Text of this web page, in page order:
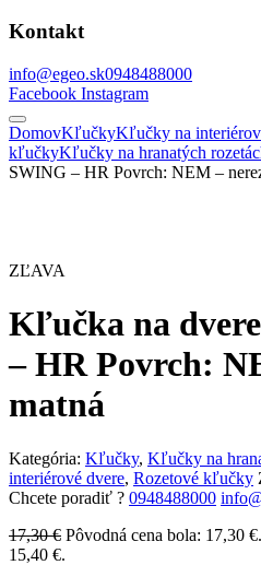
Kontakt
info@egeo.sk0948488000
Facebook Instagram
DomovKľučkyKľučky na
kľučkyKľučky na hranatých
SWING – HR Povrch: NEM –
ZĽAVA
Kľučka na
– HR Povrch:
matná
Kategória: Kľučky, Kľučky na
interiérové dvere, Rozetové kľučky
Chcete poradiť ? 0948488000
17,30€ Pôvodná cena bola: 17,30 €.
15,40 €.